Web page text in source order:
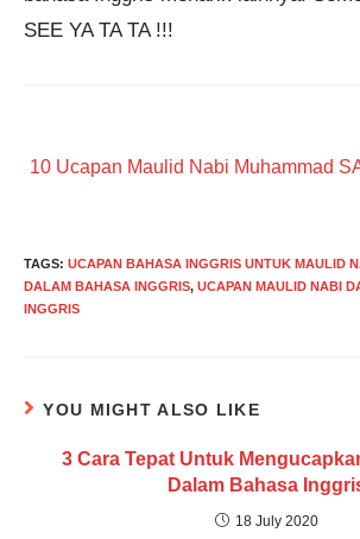
SEE YA TA TA !!!
articles
10 Ucapan Maulid Nabi Muhammad
TAGS: UCAPAN BAHASA INGGRIS UNTUK MAULID
DALAM BAHASA INGGRIS, UCAPAN MAULID NABI
INGGRIS
YOU MIGHT ALSO LIKE
3 Cara Tepat Untuk
Dalam Bahasa
18 July 2020